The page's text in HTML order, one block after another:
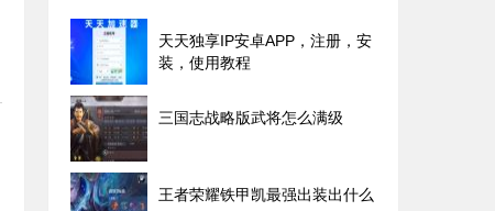
天天独享IP安卓APP，注册，安
装，使用教程
三国志战略版武将怎么满级
王者荣耀铁甲凯最强出装出什么